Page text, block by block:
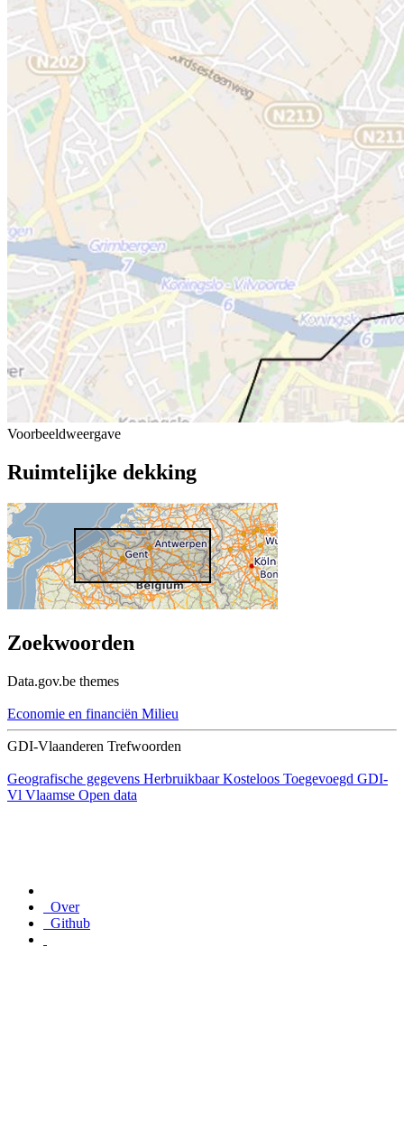
Voorbeeldweergave
Ruimtelijke dekking
Zoekwoorden
Data.gov.be themes
Economie en financiën Milieu
GDI-Vlaanderen Trefwoorden
Geografische gegevens Herbruikbaar Kosteloos Toegevoegd GDI-
Vl Vlaamse Open data
Over
Github